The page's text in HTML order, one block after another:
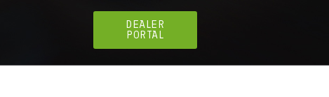
DEALER
PORTAL